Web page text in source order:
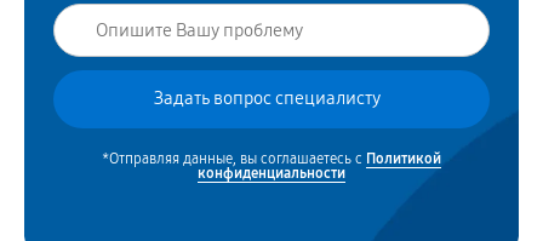
*Отправляя данные, вы соглашаетесь с Политикой
конфиденциальности